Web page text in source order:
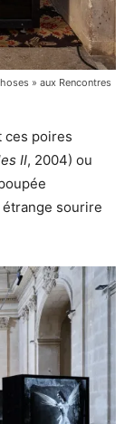
» aux Rencontres
ces poires
II, 2004) ou
sourire